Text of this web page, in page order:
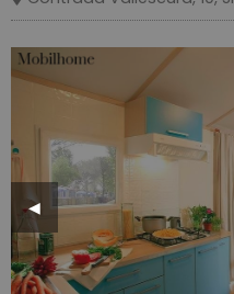
Previous
Slide
◀︎